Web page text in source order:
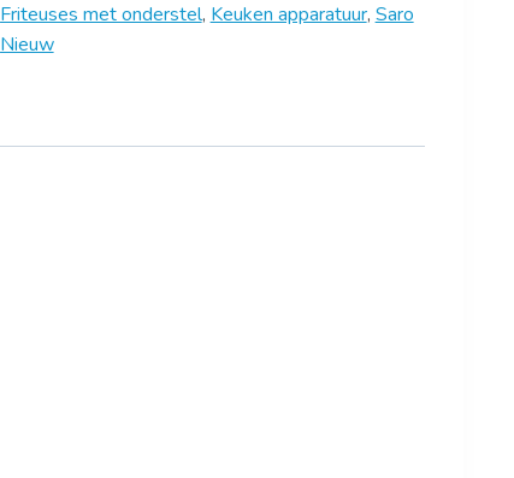
Friteuses met onderstel, Keuken apparatuur, Saro
Nieuw